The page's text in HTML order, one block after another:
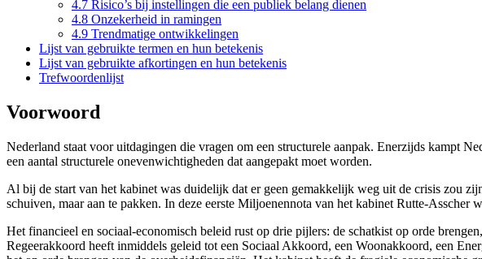
4.7 Risico’s bij instellingen die een publiek belang dienen
4.8 Onzekerheid in ramingen
4.9 Trendmatige ontwikkelingen
Lijst van gebruikte termen en hun betekenis
Lijst van gebruikte afkortingen en hun betekenis
Trefwoordenlijst
Voorwoord
Nederland staat voor uitdagingen die vragen om een structurele aanpak. Enerzijds kampt
een aantal structurele onevenwichtigheden dat aangepakt moet worden.
Al bij de start van het kabinet was duidelijk dat er geen gemakkelijk weg uit de crisis zou
schuiven, maar aan te pakken. In deze eerste Miljoenennota van het kabinet Rutte-
Het financieel en sociaal-economisch beleid rust op drie pijlers: de schatkist op orde
Regeerakkoord heeft inmiddels geleid tot een Sociaal Akkoord, een Woonakkoord, een